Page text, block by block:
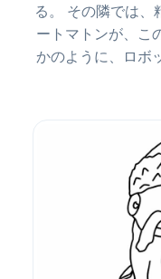
る。 その隣では、
ートマトンが、こ
かのように、ロボ